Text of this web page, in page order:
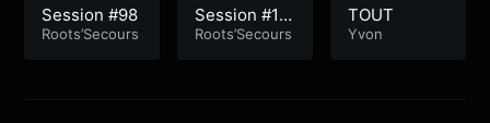
Session #98
Roots’Secours
Session #13
9
Roots’Secours
TOUT
Yvon